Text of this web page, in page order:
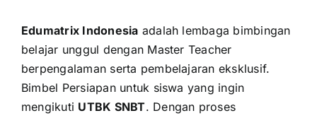
Edumatrix Indonesia adalah lembaga bimbingan
belajar unggul dengan Master Teacher
berpengalaman serta pembelajaran eksklusif.
Bimbel Persiapan untuk siswa yang ingin
mengikuti UTBK SNBT. Dengan proses